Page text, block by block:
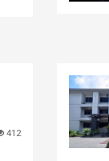
412